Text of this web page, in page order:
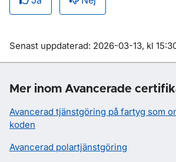
Om sidan
Senast uppdaterad: 2026-03-13, kl
Mer inom Avancerade
Avancerad tjänstgöring på fartyg som
koden
Avancerad polartjänstgöring